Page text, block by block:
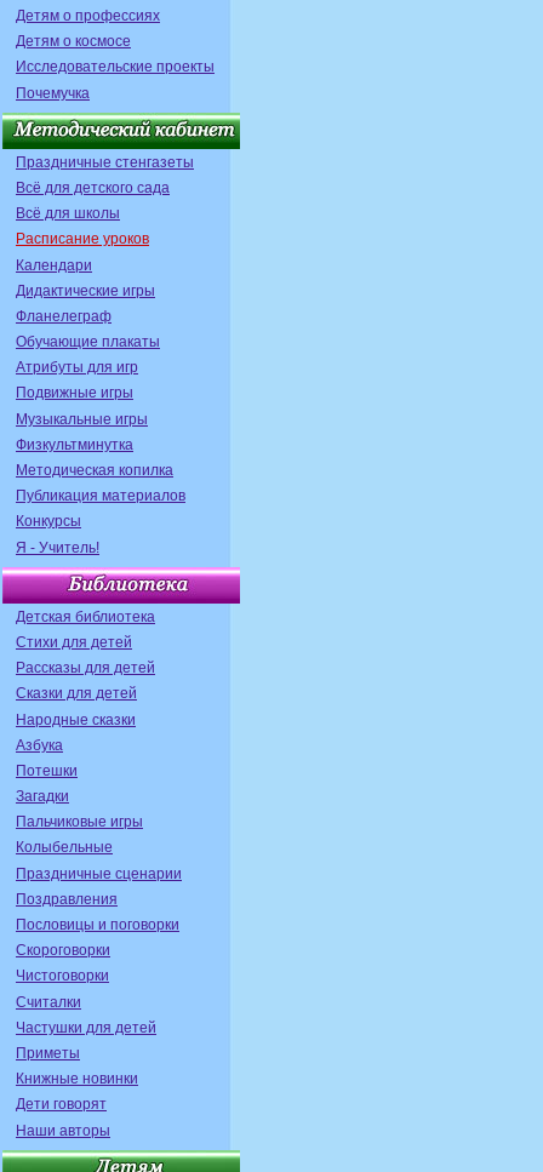
Детям о профессиях
Детям о космосе
Исследовательские проекты
Почемучка
Праздничные стенгазеты
Всё для детского сада
Всё для школы
Расписание уроков
Календари
Дидактические игры
Фланелеграф
Обучающие плакаты
Атрибуты для игр
Подвижные игры
Музыкальные игры
Физкультминутка
Методическая копилка
Публикация материалов
Конкурсы
Я - Учитель!
Детская библиотека
Стихи для детей
Рассказы для детей
Сказки для детей
Народные сказки
Азбука
Потешки
Загадки
Пальчиковые игры
Колыбельные
Праздничные сценарии
Поздравления
Пословицы и поговорки
Скороговорки
Чистоговорки
Считалки
Частушки для детей
Приметы
Книжные новинки
Дети говорят
Наши авторы